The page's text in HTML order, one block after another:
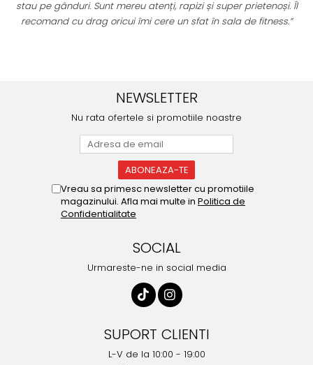
stau pe gânduri. Sunt mereu atenți, rapizi și super prietenoși. Îl
recomand cu drag oricui îmi cere un sfat în sala de fitness.”
NEWSLETTER
Nu rata ofertele si promotiile noastre
Vreau sa primesc newsletter cu promotiile
magazinului. Afla mai multe in Politica de
Confidentialitate
SOCIAL
Urmareste-ne in social media
SUPORT CLIENTI
L-V de la 10:00 - 19:00